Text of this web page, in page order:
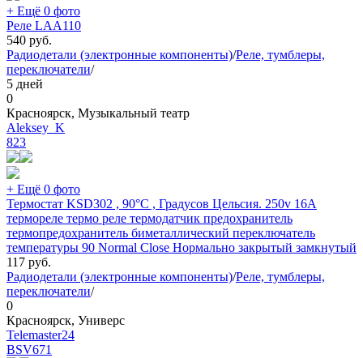
+ Ещё 0 фото
Реле LAA110
540 руб.
Радиодетали (электронные компоненты)/Реле, тумблеры,
переключатели/
5 дней
0
Красноярск, Музыкальный театр
Aleksey_K
823
+ Ещё 0 фото
Термостат KSD302 , 90°C , Градусов Цельсия. 250v 16A
термореле термо реле термодатчик предохранитель
термопредохранитель биметаллический переключатель
температуры 90 Normal Close Нормально закрытый замкнутый
117 руб.
Радиодетали (электронные компоненты)/Реле, тумблеры,
переключатели/
0
Красноярск, Универс
Telemaster24
BSV671